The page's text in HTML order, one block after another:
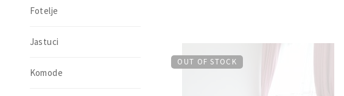
OUT OF STOCK
Fotelje
Jastuci
Komode